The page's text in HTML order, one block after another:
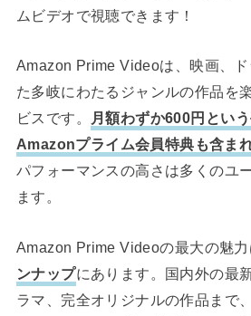
ムビデオで視聴できます！
Amazon Prime Videoは、映画、
た多岐にわたるジャンルの作品を
ビスです。
月額わずか600円とい
Amazonプライム会員特典も含ま
パフォーマンスの高さは多くのユ
ます。
Amazon Prime Videoの最大の魅力
ンナップにあります。国内外の最
ラマ、完全オリジナルの作品まで